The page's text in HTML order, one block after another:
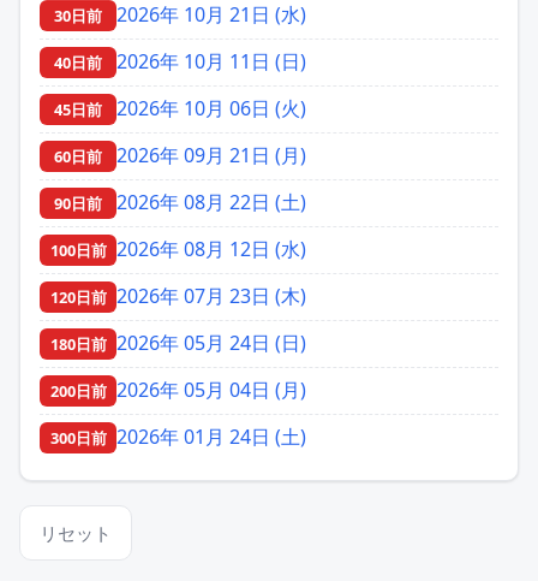
30日前 2026年 10月 21日 (水)
40日前 2026年 10月 11日 (日)
45日前 2026年 10月 06日 (火)
60日前 2026年 09月 21日 (月)
90日前 2026年 08月 22日 (土)
100日前 2026年 08月 12日 (水)
120日前 2026年 07月 23日 (木)
180日前 2026年 05月 24日 (日)
200日前 2026年 05月 04日 (月)
300日前 2026年 01月 24日 (土)
リセット